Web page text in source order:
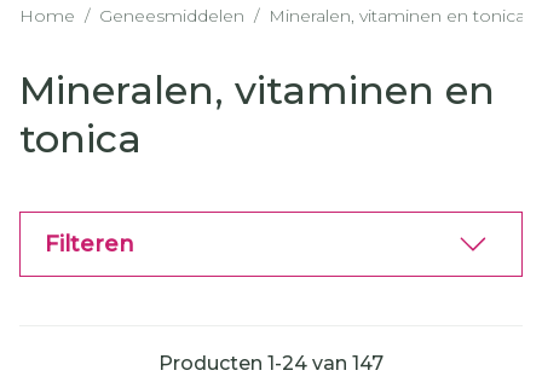
Home / Geneesmiddelen / Mineralen, vitaminen en tonica
Mineralen, vitaminen en
tonica
Filteren
Producten 1-24 van 147